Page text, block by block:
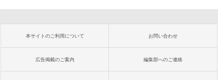
本サイトのご利用について お問い合わせ
広告掲載のご案内 編集部へのご連絡